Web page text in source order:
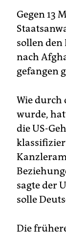
Gegen 13
sollen
nach
gefangen
Wie durch
wurde,
die US-
sagte der
solle
Die